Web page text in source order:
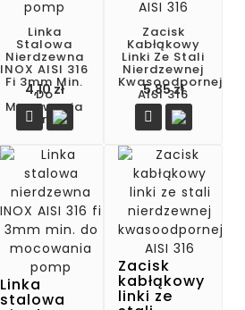
Linka
Stalowa
Nierdzewna
INOX AISI 316
Fi 3mm Min.
Do
Mocowania
Pomp
4,10 złCena

Linka
stalowa
Zacisk
Kabłąkowy
Linki Ze Stali
Nierdzewnej
Kwasoodpornej
AISI 316
5,85 złCena

Zacisk
kabłąkowy
linki ze